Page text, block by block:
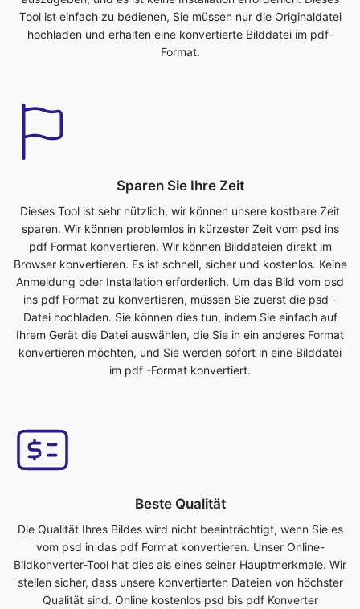
Dieses Tool ist sehr nützlich, wir können unsere kostbare Zeit
sparen. Wir können problemlos in kürzester Zeit vom psd ins
Browser konvertieren. Es ist schnell, sicher und kostenlos. Keine
Anmeldung oder Installation erforderlich. Um das Bild vom psd
ins pdf Format zu konvertieren, müssen Sie zuerst die psd -
Datei hochladen. Sie können dies tun, indem Sie einfach auf
Ihrem Gerät die Datei auswählen, die Sie in ein anderes Format
konvertieren möchten, und Sie werden sofort in eine Bilddatei
im pdf -Format konvertiert.
Die Qualität Ihres Bildes wird nicht beeinträchtigt, wenn Sie es
stellen sicher, dass unsere konvertierten Dateien von höchster
Qualität sind. Online kostenlos psd bis pdf Konverter
Konvertieren von Bilddateien in Sekunden. Die Verwendung der
kostenlosen Bildkonverterfunktion von psd zu pdf ist ganz
einfach. Sie müssen nur die Originaldatei hochladen und Sie
werden eine Bilddatei im pdf -Format konvertieren.